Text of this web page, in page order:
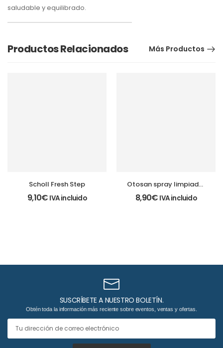
saludable y equilibrado.
Productos Relacionados Más Productos
Scholl Fresh Step
9,10€ IVA incluido
Otosan spray limpiador
de cerumen
8,90€ IVA incluido
SUSCRÍBETE A NUESTRO BOLETÍN.
Obtén toda la información más reciente sobre eventos, ventas y ofertas.